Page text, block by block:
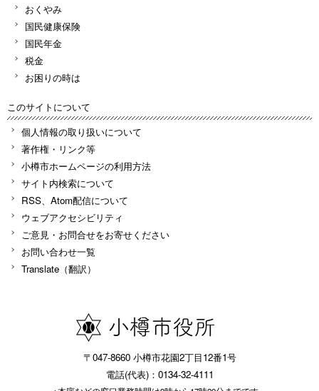
おくやみ
国民健康保険
国民年金
税金
お困りの時は
このサイトについて
個人情報の取り扱いについて
著作権・リンク等
小樽市ホームページの利用方法
サイト内検索について
RSS、Atom配信について
ウェブアクセシビリティ
ご意見・お問合せをお寄せください
お問い合わせ一覧
Translate（翻訳）
〒047-8660 小樽市花園2丁目12番1号
電話(代表)：0134-32-4111